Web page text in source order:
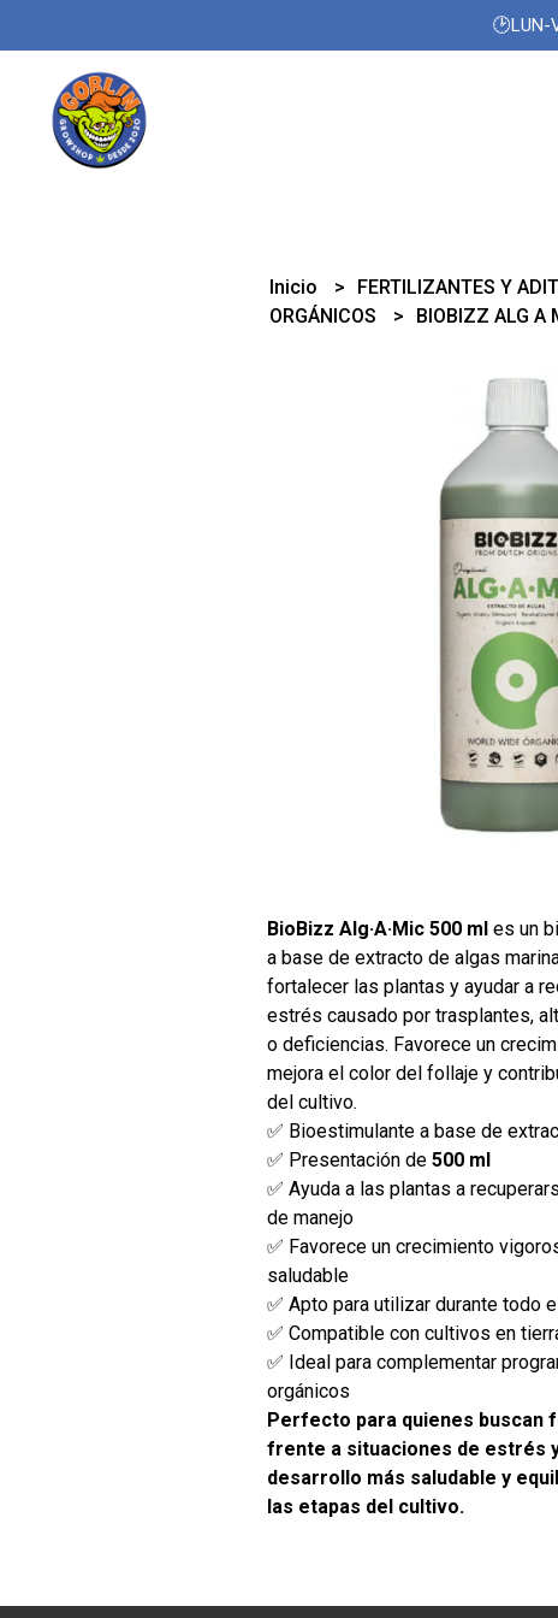
🕑LUN-
Inicio
FERTILIZANTES Y
ORGÁNICOS
BIOBIZZ ALG A
BioBizz Alg·A·Mic 500 ml es un
a base de extracto de algas
fortalecer las plantas y ayudar a
estrés causado por trasplantes,
o deficiencias. Favorece un
mejora el color del follaje y
del cultivo.
✅ Bioestimulante a base de
✅ Presentación de500 ml
✅ Ayuda a las plantas a
de manejo
✅ Favorece un crecimiento
saludable
✅ Apto para utilizar durante todo
✅ Compatible con cultivos en
✅ Ideal para complementar
orgánicos
Perfecto para quienes buscan
frente a situaciones de estrés
desarrollo más saludable y
las etapas del cultivo.